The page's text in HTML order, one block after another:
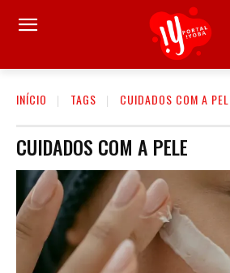
INÍCIO TAGS CUIDADOS COM A
CUIDADOS COM A PELE